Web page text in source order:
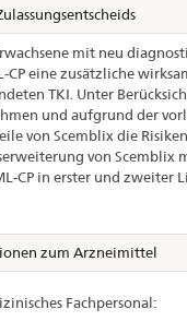
mit neu
CP eine zusätzliche
TKI. Unter
und aufgrund der
von Scemblix die
von Scemblix
CP in erster und zweiter
zum Arzneimittel
Fachpersonal: